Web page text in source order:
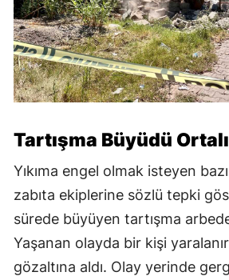
Tartışma Büyüdü
Yıkıma engel olmak isteyen
zabıta ekiplerine sözlü tepki
sürede büyüyen tartışma
Yaşanan olayda bir kişi
gözaltına aldı. Olay yerinde